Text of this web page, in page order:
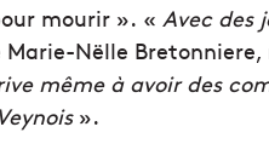
mourir ». « Avec des
Marie-Nëlle
même à avoir des
».